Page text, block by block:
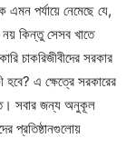
এমন পর্যায়ে নেমেছে যে,
নয় কিন্তু সেসব খাতে
চাকরিজীবীদের সরকার
হবে? এ ক্ষেত্রে সরকারের
সবার জন্য অনুকূল
প্রতিষ্ঠানগুলোয়